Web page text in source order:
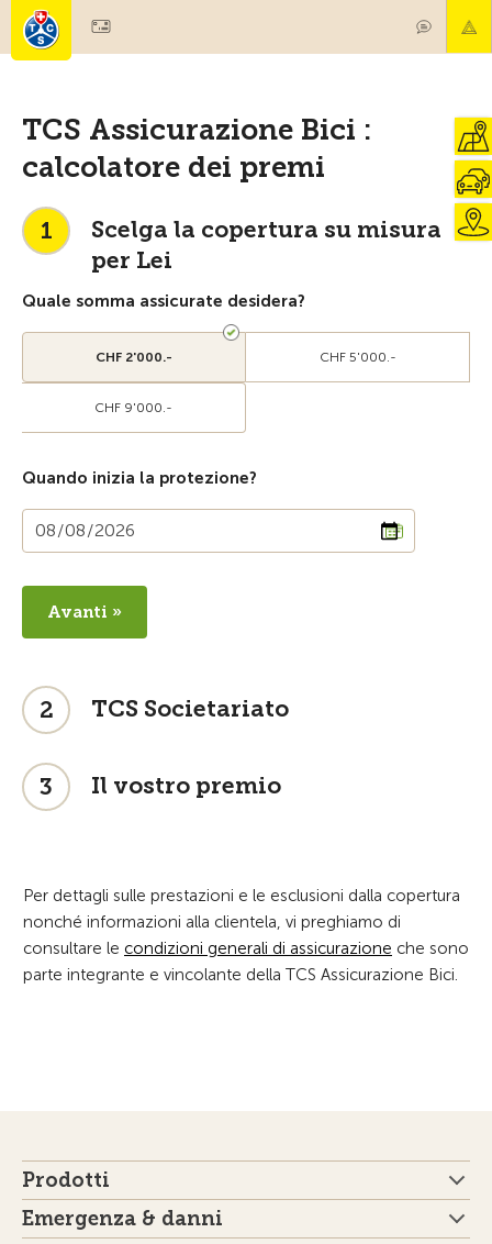
TCS Assicurazione Bici :
calcolatore dei premi
1
Scelga la copertura su misura
per Lei
Quale somma assicurate desidera?
CHF 2'000.- CHF 5'000.-
CHF 9'000.-
Quando inizia la protezione?
Avanti »
2 TCS Societariato
3 Il vostro premio
Per dettagli sulle prestazioni e le esclusioni dalla copertura
nonché informazioni alla clientela, vi preghiamo di
consultare le condizioni generali di assicurazione che sono
parte integrante e vincolante della TCS Assicurazione Bici.
Prodotti
Emergenza & danni